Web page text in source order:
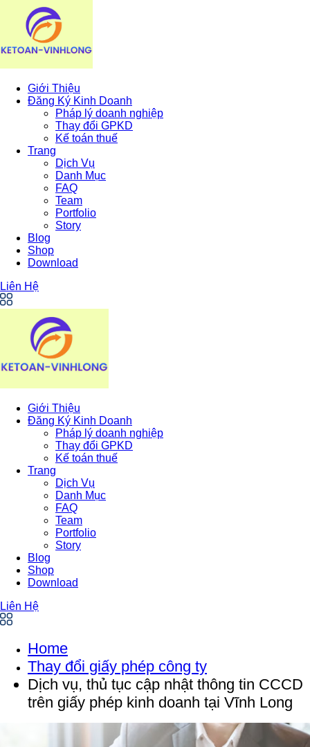
Giới Thiệu
Đăng Ký Kinh Doanh
Pháp lý doanh nghiệp
Thay đổi GPKD
Kế toán thuế
Trang
Dịch Vụ
Danh Mục
FAQ
Team
Portfolio
Story
Blog
Shop
Download
Liên Hệ
Giới Thiệu
Đăng Ký Kinh Doanh
Pháp lý doanh nghiệp
Thay đổi GPKD
Kế toán thuế
Trang
Dịch Vụ
Danh Mục
FAQ
Team
Portfolio
Story
Blog
Shop
Download
Liên Hệ
Home
Thay đổi giấy phép công ty
Dịch vụ, thủ tục cập nhật thông tin CCCD
trên giấy phép kinh doanh tại Vĩnh Long